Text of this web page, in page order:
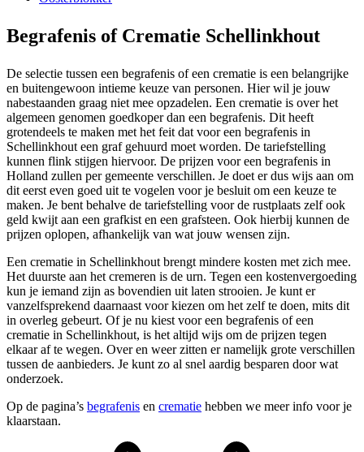
Begrafenis of Crematie Schellinkhout
De selectie tussen een begrafenis of een crematie is een belangrijke
en buitengewoon intieme keuze van personen. Hier wil je jouw
nabestaanden graag niet mee opzadelen. Een crematie is over het
algemeen genomen goedkoper dan een begrafenis. Dit heeft
grotendeels te maken met het feit dat voor een begrafenis in
Schellinkhout een graf gehuurd moet worden. De tariefstelling
kunnen flink stijgen hiervoor. De prijzen voor een begrafenis in
Holland zullen per gemeente verschillen. Je doet er dus wijs aan om
dit eerst even goed uit te vogelen voor je besluit om een keuze te
maken. Je bent behalve de tariefstelling voor de rustplaats zelf ook
geld kwijt aan een grafkist en een grafsteen. Ook hierbij kunnen de
prijzen oplopen, afhankelijk van wat jouw wensen zijn.
Een crematie in Schellinkhout brengt mindere kosten met zich mee.
Het duurste aan het cremeren is de urn. Tegen een kostenvergoeding
kun je iemand zijn as bovendien uit laten strooien. Je kunt er
vanzelfsprekend daarnaast voor kiezen om het zelf te doen, mits dit
in overleg gebeurt. Of je nu kiest voor een begrafenis of een
crematie in Schellinkhout, is het altijd wijs om de prijzen tegen
elkaar af te wegen. Over en weer zitten er namelijk grote verschillen
tussen de aanbieders. Je kunt zo al snel aardig besparen door wat
onderzoek.
Op de pagina’s begrafenis en crematie hebben we meer info voor je
klaarstaan.